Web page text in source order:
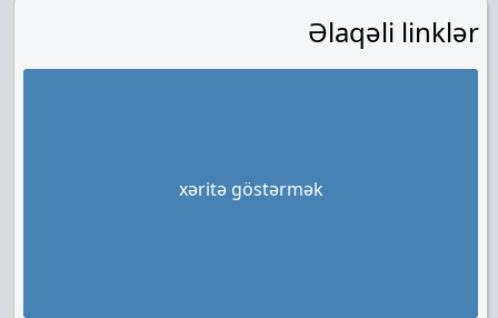
Əlaqəli linklər
xəritə göstərmək